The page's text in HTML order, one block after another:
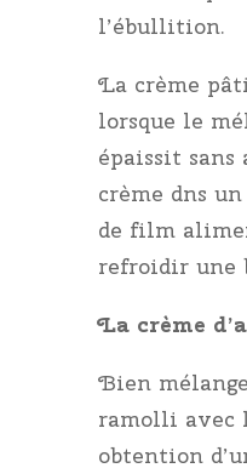
l’ébullition.
La crème
lorsque le
épaissit
crème dns
de film
refroidir une
La crème
Bien
ramolli avec
obtention